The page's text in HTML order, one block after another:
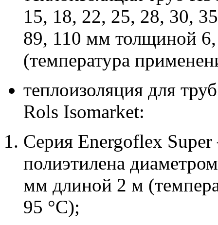
15, 18, 22, 25, 28, 30,
89, 110 мм толщиной
(температура
теплоизоляция для
Rols Isomarket:
Серия Energoflex
полиэтилена
мм длиной 2 м
95 °C);